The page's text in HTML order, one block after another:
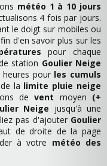
météo 1 à 10 jours
4 fois par jours.
le doigt sur mobiles ou
d'en savoir plus sur les
pour chaque
station Goulier Neige
heures pour les cumuls
la limite pluie neige
devent moyen (+
Neige jusqu'à une
pas d'ajouter Goulier
de droite de la page
à votre météo des